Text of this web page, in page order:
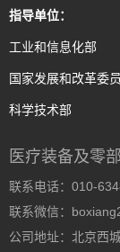
指导单位：
工业和信息化部
国家发展和改革委
科学技术部
医疗装备及零
联系电话：010-
联系微信：
公司地址：北京西